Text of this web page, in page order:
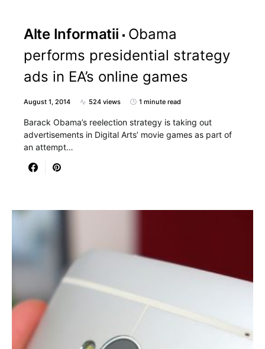
Alte Informatii
Obama
performs presidential strategy
ads in EA’s online games
August 1, 2014 524 views 1 minute read
Barack Obama’s reelection strategy is taking out
advertisements in Digital Arts’ movie games as part of
an attempt…